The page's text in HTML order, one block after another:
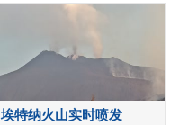
埃特纳火山实时喷发